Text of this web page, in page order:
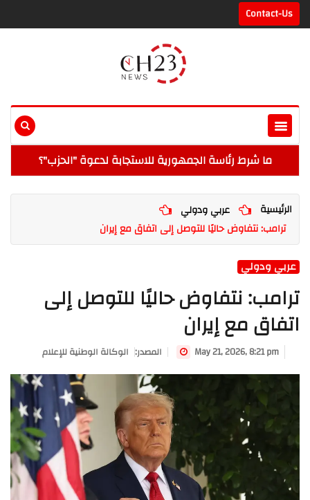
Contact-Us
ما شرط رئاسة الجمهورية للاستجابة لدعوة "الحزب"؟
الرئيسية
عربي ودولي
ترامب: نتفاوض حاليًا للتوصل إلى اتفاق مع إيران
عربي ودولي
ترامب: نتفاوض حاليًا للتوصل إلى
اتفاق مع إيران
الوكالة الوطنية للإعلام :المصدر May 21, 2026, 8:21 pm